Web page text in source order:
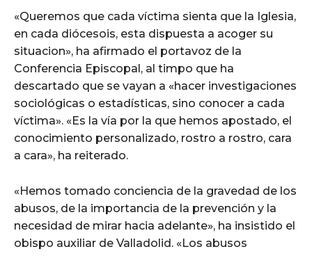
«Queremos que cada víctima sienta que la Iglesia,
en cada diócesois, esta dispuesta a acoger su
situacion», ha afirmado el portavoz de la
Conferencia Episcopal, al timpo que ha
descartado que se vayan a «hacer investigaciones
sociológicas o estadísticas, sino conocer a cada
víctima». «Es la vía por la que hemos apostado, el
conocimiento personalizado, rostro a rostro, cara
a cara», ha reiterado.
«Hemos tomado conciencia de la gravedad de los
abusos, de la importancia de la prevención y la
necesidad de mirar hacia adelante», ha insistido el
obispo auxiliar de Valladolid. «Los abusos